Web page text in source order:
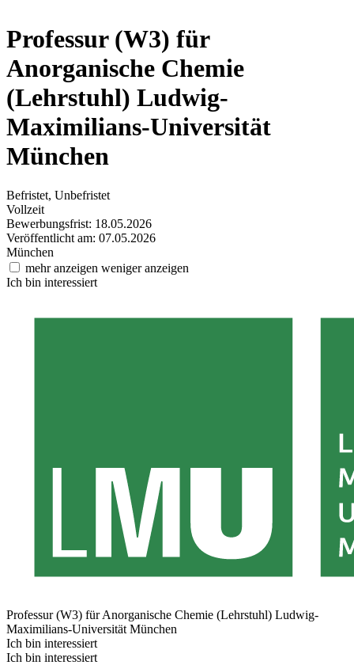
Professur (W3) für
Anorganische Chemie
(Lehrstuhl) Ludwig-
Maximilians-Universität
München
Befristet, Unbefristet
Vollzeit
Bewerbungsfrist: 18.05.2026
Veröffentlicht am: 07.05.2026
München
mehr anzeigen weniger anzeigen
Ich bin interessiert
Professur (W3) für Anorganische Chemie (Lehrstuhl) Ludwig-
Maximilians-Universität München
Ich bin interessiert
Ich bin interessiert